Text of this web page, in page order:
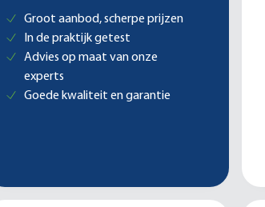
Groot aanbod, scherpe prijzen
In de praktijk getest
Advies op maat van onze
experts
Goede kwaliteit en garantie